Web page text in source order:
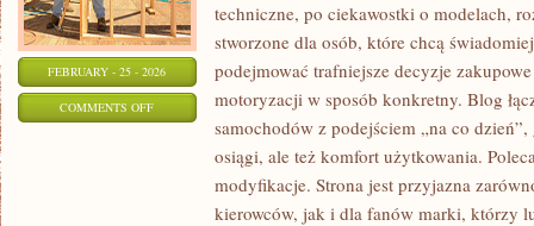
FEBRUARY - 25 - 2026
COMMENTS OFFON
CIEKAWOSTKI
techniczne, po ciekawostki o modelach,
stworzone dla osób, które chcą
podejmować trafniejsze decyzje
motoryzacji w sposób konkretny. Blog
samochodów z podejściem „na co
osiągi, ale też komfort użytkowania.
modyfikacje. Strona jest przyjazna
kierowców, jak i dla fanów marki, którzy